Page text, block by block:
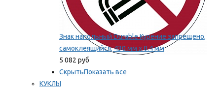
Знак напольный Durable Курение запрещено,
самоклеящийся, 430 мм х 0.4 мм
5 082 руб
СкрытьПоказать все
КУКЛЫ